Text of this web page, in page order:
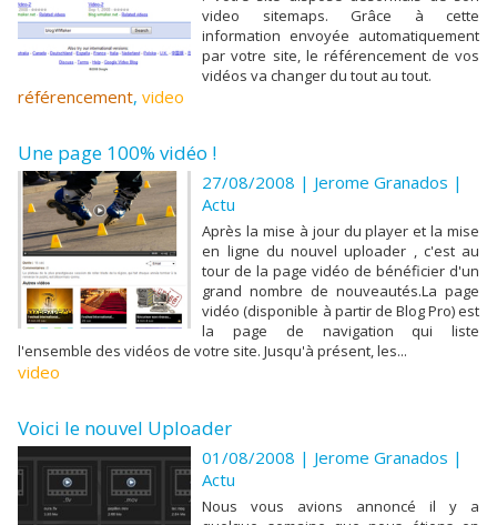
video sitemaps. Grâce à cette
information envoyée automatiquement
par votre site, le référencement de vos
vidéos va changer du tout au tout.
référencement, video
Une page 100% vidéo !
27/08/2008 | Jerome Granados |
Actu
Après la mise à jour du player et la mise
en ligne du nouvel uploader , c'est au
tour de la page vidéo de bénéficier d'un
grand nombre de nouveautés.La page
vidéo (disponible à partir de Blog Pro) est
la page de navigation qui liste
l'ensemble des vidéos de votre site. Jusqu'à présent, les...
video
Voici le nouvel Uploader
01/08/2008 | Jerome Granados |
Actu
Nous vous avions annoncé il y a